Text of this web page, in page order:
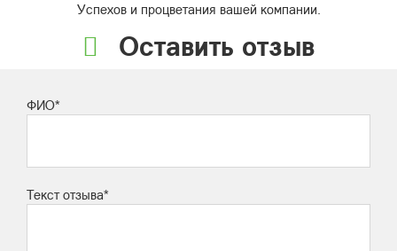
Успехов и процветания вашей компании.
Оставить отзыв
ФИО*
Текст отзыва*